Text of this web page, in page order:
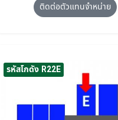
ติดต่อตัวแทนจำหน่าย
รหัสโกดัง R22E